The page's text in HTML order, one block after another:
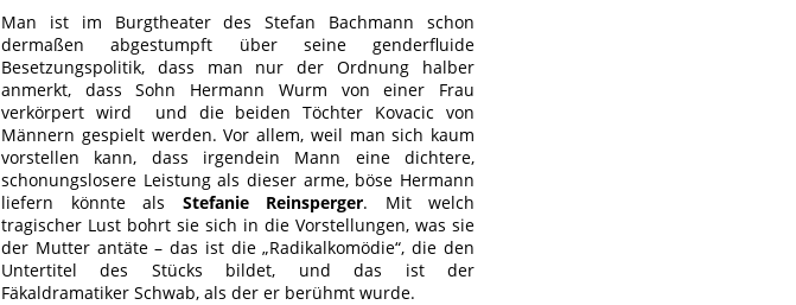
Man ist im Burgtheater des Stefan Bachmann schon
dermaßen abgestumpft über seine genderfluide
Besetzungspolitik, dass man nur der Ordnung halber
anmerkt, dass Sohn Hermann Wurm von einer Frau
verkörpert wird und die beiden Töchter Kovacic von
Männern gespielt werden. Vor allem, weil man sich kaum
vorstellen kann, dass irgendein Mann eine dichtere,
schonungslosere Leistung als dieser arme, böse Hermann
liefern könnte als Stefanie Reinsperger. Mit welch
tragischer Lust bohrt sie sich in die Vorstellungen, was sie
der Mutter antäte – das ist die „Radikalkomödie“, die den
Untertitel des Stücks bildet, und das ist der
Fäkaldramatiker Schwab, als der er berühmt wurde.